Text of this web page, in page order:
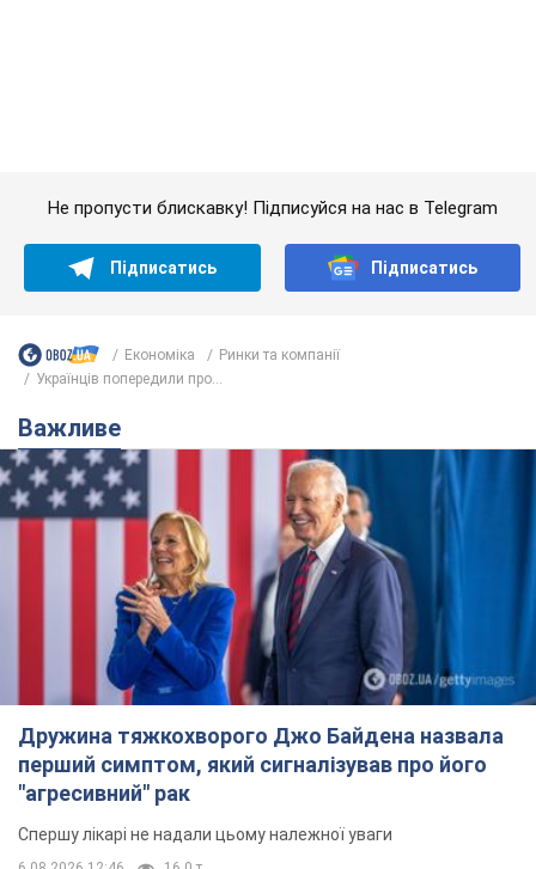
Дружина тяжкохворого Джо Байдена назвала
перший симптом, який сигналізував про його
"агресивний" рак
Спершу лікарі не надали цьому належної уваги
16,0 т.
Відпустка Лесі Нікітюк у Карпатах
обернулася скандалом: чому ведучу
несправедливо захейтили
Знаменитість вийшла на пряму комунікацію в
мережі та розставила всі крапки над "і"
11 годин тому
"Динамо" з перемоги стартувало у